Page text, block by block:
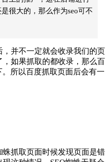
很大的，那么作为seo可不
并不一定就会收录我们的页
如果抓取的都收录，那么百
所以百度抓取页面后会有一
抓取页面时候发现页面是错